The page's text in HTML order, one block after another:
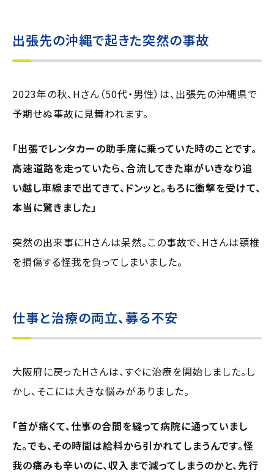
出張先の沖縄で起きた突然の事故
2023年の秋、Hさん（50代・男性）は、出張先の沖縄県で
予期せぬ事故に見舞われます。
「出張でレンタカーの助手席に乗っていた時のことです。
高速道路を走っていたら、合流してきた車がいきなり追
い越し車線まで出てきて、ドンッと。もろに衝撃を受けて、
本当に驚きました」
突然の出来事にHさんは呆然。この事故で、Hさんは頸椎
を損傷する怪我を負ってしまいました。
仕事と治療の両立、募る不安
大阪府に戻ったHさんは、すぐに治療を開始しました。し
かし、そこには大きな悩みがありました。
「首が痛くて、仕事の合間を縫って病院に通っていまし
た。でも、その時間は給料から引かれてしまうんです。怪
我の痛みも辛いのに、収入まで減ってしまうのかと、先行